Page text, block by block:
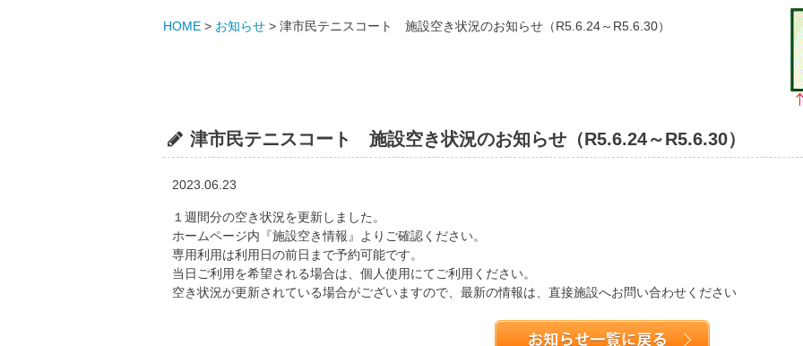
HOME > お知らせ > 津市民テニスコート 施設空き状況のお知らせ（R5.6.24～R5.6.30）
津市民テニスコート 施設空き状況のお知らせ（R5.6.24～R5.6.30）
2023.06.23
１週間分の空き状況を更新しました。
ホームページ内『施設空き情報』よりご確認ください。
専用利用は利用日の前日まで予約可能です。
当日ご利用を希望される場合は、個人使用にてご利用ください。
空き状況が更新されている場合がございますので、最新の情報は、直接施設へお問い合わせください